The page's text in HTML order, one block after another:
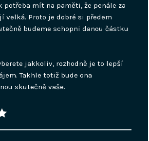
potřeba mít na paměti, že penále za
velká. Proto je dobré si předem
budeme schopni danou částku
jakkoliv, rozhodně je to lepší
Takhle totiž bude ona
skutečně vaše.